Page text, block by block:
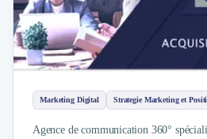
Marketing Digital Strategie Marketing et
Agence de communication 360°